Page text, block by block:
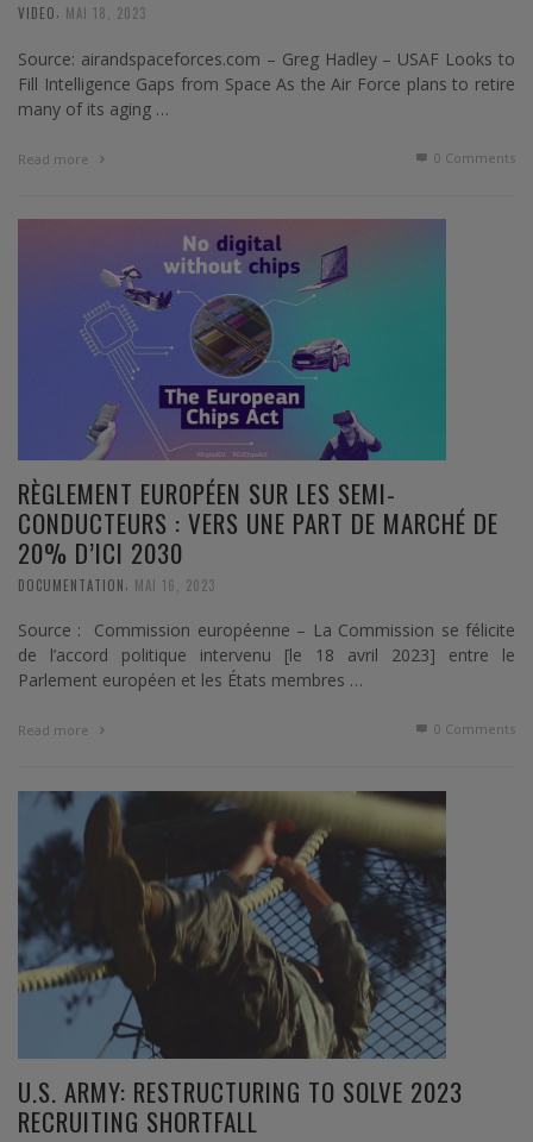
VIDEO MAI 18, 2023
Source: airandspaceforces.com – Greg Hadley – USAF Looks to
Fill Intelligence Gaps from Space As the Air Force plans to retire
many of its aging …
Read more 0 Comments
RÈGLEMENT EUROPÉEN SUR LES SEMI-
CONDUCTEURS : VERS UNE PART DE MARCHÉ DE
20% D’ICI 2030
DOCUMENTATION MAI 16, 2023
Source : Commission européenne – La Commission se félicite
de l’accord politique intervenu [le 18 avril 2023] entre le
Parlement européen et les États membres …
Read more 0 Comments
U.S. ARMY: RESTRUCTURING TO SOLVE 2023
RECRUITING SHORTFALL